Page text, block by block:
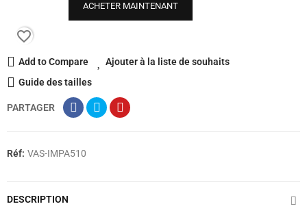
ACHETER MAINTENANT
favorite_border
Add to Compare
Ajouter à la liste de souhaits
Guide des tailles
PARTAGER
Réf: VAS-IMPA510
DESCRIPTION